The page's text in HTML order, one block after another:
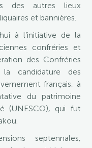
des autres lieux
et bannières.
à l’initiative de la
confréries et
des Confréries
candidature des
français, à
du patrimoine
(UNESCO), qui fut
septennales,